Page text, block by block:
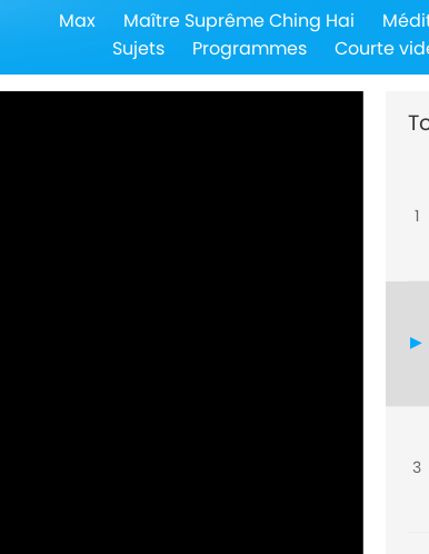
Max Maître Suprême Ching Hai
Sujets
Programmes Courte
1
3